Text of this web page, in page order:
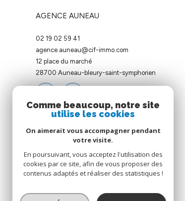
AGENCE AUNEAU
02 19 02 59 41
agence.auneau@cif-immo.com
12 place du marché
28700
auneau-bleury-saint-symphorien
ADHÉRENTS
Comme beaucoup, notre site
utilise les cookies
On aimerait vous accompagner pendant
votre visite.
En poursuivant, vous acceptez l'utilisation des
cookies par ce site, afin de vous proposer des
contenus adaptés et réaliser des statistiques !